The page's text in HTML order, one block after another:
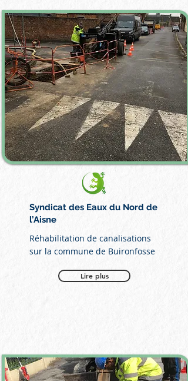
Syndicat des Eaux du Nord de
l’Aisne
Réhabilitation de canalisations
sur la commune de Buironfosse
Lire plus